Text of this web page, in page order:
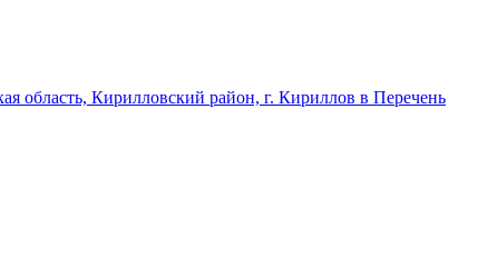
область, Кирилловский район, г. Кириллов в Перечень